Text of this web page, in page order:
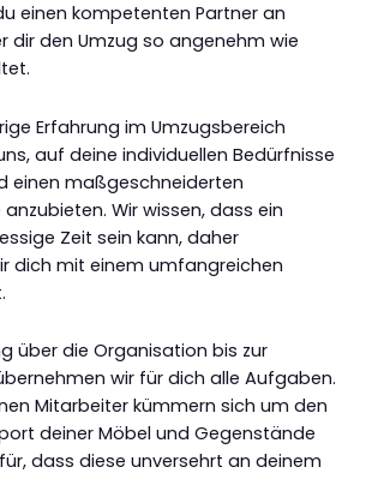
einen kompetenten Partner an
dir den Umzug so angenehm wie
Erfahrung im Umzugsbereich
auf deine individuellen Bedürfnisse
einen maßgeschneiderten
Wir wissen, dass ein
Zeit sein kann, daher
dich mit einem umfangreichen
über die Organisation bis zur
wir für dich alle Aufgaben.
Mitarbeiter kümmern sich um den
deiner Möbel und Gegenstände
dass diese unversehrt an deinem